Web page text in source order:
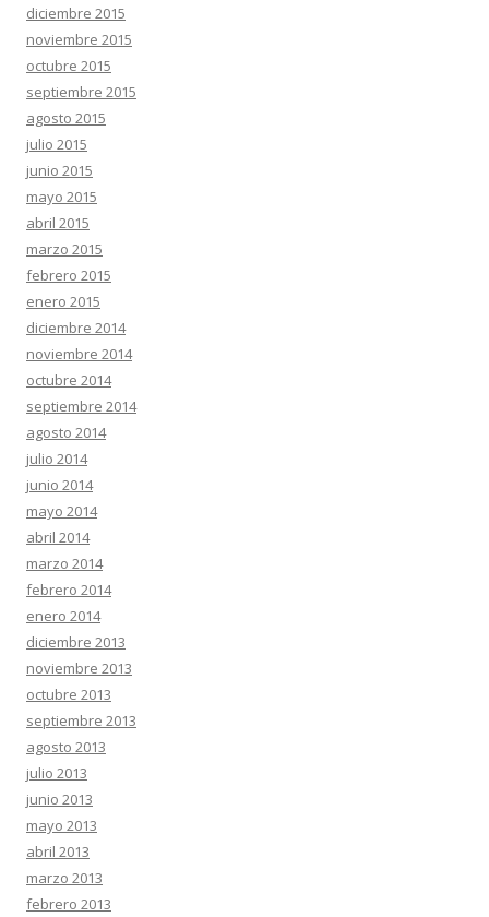
diciembre 2015
noviembre 2015
octubre 2015
septiembre 2015
agosto 2015
julio 2015
junio 2015
mayo 2015
abril 2015
marzo 2015
febrero 2015
enero 2015
diciembre 2014
noviembre 2014
octubre 2014
septiembre 2014
agosto 2014
julio 2014
junio 2014
mayo 2014
abril 2014
marzo 2014
febrero 2014
enero 2014
diciembre 2013
noviembre 2013
octubre 2013
septiembre 2013
agosto 2013
julio 2013
junio 2013
mayo 2013
abril 2013
marzo 2013
febrero 2013